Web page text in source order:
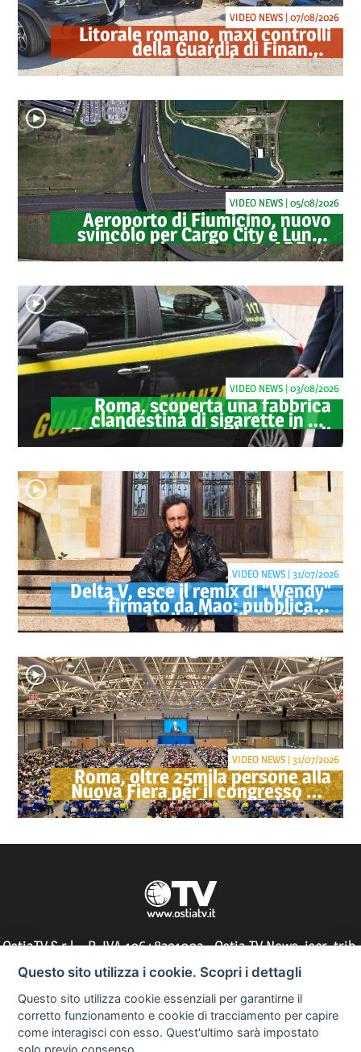
Litorale romano, maxi controlli
della Guardia di Finanza:
sequestrati droga, armi e
ricambi di auto rubate
VIDEO NEWS | 07/08/2026
Aeroporto di Fiumicino, nuovo
svincolo per Cargo City e Lunga
Sosta: investimento ADR da
oltre 40 milioni
VIDEO NEWS | 05/08/2026
Roma, scoperta una fabbrica
clandestina di sigarette in via
Trigoria: sequestrati 1.350 kg di
tabacco
VIDEO NEWS | 03/08/2026
Delta V, esce il remix di "Wendy"
firmato da Mao: pubblicato
anche il videoclip ufficiale
VIDEO NEWS | 31/07/2026
Roma, oltre 25mila persone alla
Nuova Fiera per il congresso dei
Testimoni di Geova "Felici per
sempre"
VIDEO NEWS | 31/07/2026
OstiaTV S.r.l. - P. IVA 10648291002 - Ostia TV News, iscr. trib.
di Roma n° 197/2010 - direttore responsabile: Silvia Tocci
Questo sito utilizza i cookie. Scopri i dettagli
Questo sito utilizza cookie essenziali per garantirne il
corretto funzionamento e cookie di tracciamento per capire
come interagisci con esso. Quest'ultimo sarà impostato
solo previo consenso..